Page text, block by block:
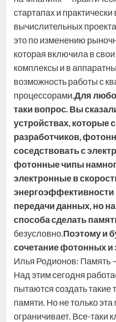
стартапах и
вычислительных
это по изменению
которая включила в
комплексы и в
возможность работы с
процессорами.Для
таки вопрос. Вы
устройствах, которые
разработчиков,
соседствовать с
фотонные чипы
электронные в
передачи данных, но
способа сделать
безусловно.Поэтому и
сочетание фотонных и
Илья Родионов: Память
Над этим сегодня
пытаются создать такие
памяти. Но не только
ограничивает. Все-таки